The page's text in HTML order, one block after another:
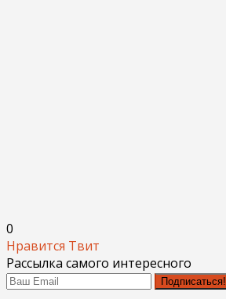
0
Нравится Твит
Рассылка самого интересного
Подписаться!